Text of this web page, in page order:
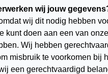
wij jouw
wij dit nodig hebben
kunt doen aan een van
Wij hebben
misbruik te voorkomen
een gerechtvaardigd